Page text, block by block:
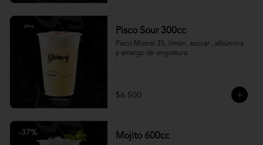
Pisco Sour 300cc
Pisco Mistral 35, limón, azúcar , albúmina
y amargo de angostura.
$6.500
-37% Mojito 600cc